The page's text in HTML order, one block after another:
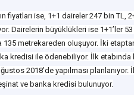
fiyatları ise, 1+1 daireler 247 bin TL,
Dairelerin büyüklükleri ise 1+1’ler
135 metrekareden oluşuyor. İki
kredisi ile ödenebiliyor. İlk
2018’de yapılması planlanıyor.
ve banka kredisi bulunuyor.